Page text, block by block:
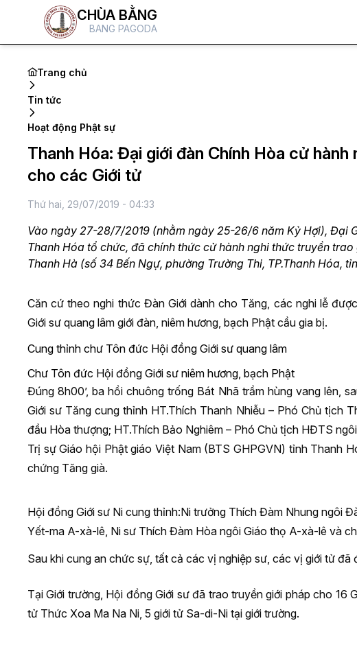
CHÙA BẰNG
BANG PAGODA
Trang chủ
Tin tức
Hoạt động Phật sự
Thanh Hóa: Đại giới đàn Chính Hòa cử
cho các Giới tử
Thứ hai, 29/07/2019 - 04:33
Vào ngày 27-28/7/2019 (nhằm ngày 25-26/6 năm Kỷ Hợi), Đại
Thanh Hóa tổ chức, đã chính thức cử hành nghi thức truyền
Thanh Hà (số 34 Bến Ngự, phường Trường Thi, TP.Thanh Hóa,
Căn cứ theo nghi thức Đàn Giới dành cho Tăng, các nghi lễ
Giới sư quang lâm giới đàn, niêm hương, bạch Phật cầu gia bị.
Cung thỉnh chư Tôn đức Hội đồng Giới sư quang lâm
Chư Tôn đức Hội đồng Giới sư niêm hương, bạch Phật
Đúng 8h00’, ba hồi chuông trống Bát Nhã trầm hùng vang lên,
Giới sư Tăng cung thỉnh HT.Thích Thanh Nhiễu – Phó Chủ
đầu Hòa thượng; HT.Thích Bảo Nghiêm – Phó Chủ tịch HĐTS
Trị sự Giáo hội Phật giáo Việt Nam (BTS GHPGVN) tỉnh Thanh
chứng Tăng già.
Hội đồng Giới sư Ni cung thỉnh:Ni trưởng Thích Đàm Nhung ngôi
Yết-ma A-xà-lê, Ni sư Thích Đàm Hòa ngôi Giáo thọ A-xà-lê và
Sau khi cung an chức sự, tất cả các vị nghiệp sư, các vị giới tử đã
Tại Giới trường, Hội đồng Giới sư đã trao truyền giới pháp cho 16
tử Thức Xoa Ma Na Ni, 5 giới tử Sa-di-Ni tại giới trường.